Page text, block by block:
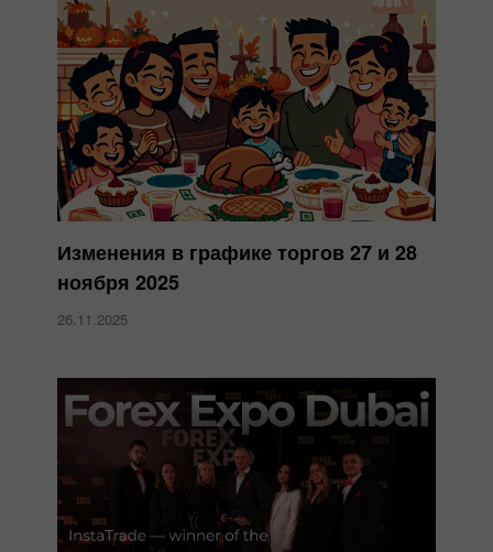
Изменения в графике торгов 27 и 28
ноября 2025
26.11.2025